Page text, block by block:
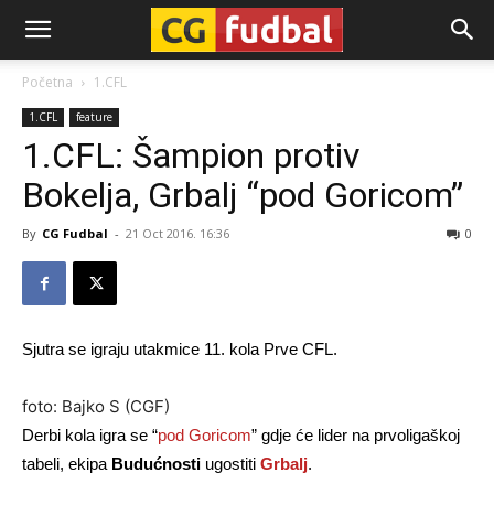
CG-
Fudbal
Početna 1.CFL
1.CFL feature
1.CFL: Šampion protiv
Bokelja, Grbalj “pod Goricom”
By CG Fudbal - 21 Oct 2016. 16:36 0
Sjutra se igraju utakmice 11. kola Prve CFL.
foto: Bajko S (CGF)
Derbi kola igra se “pod Goricom” gdje će lider na prvoligaškoj
tabeli, ekipa Budućnosti ugostiti Grbalj.